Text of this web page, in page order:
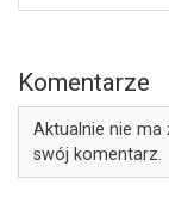
Komentarze
Aktualnie nie ma
swój komentarz.